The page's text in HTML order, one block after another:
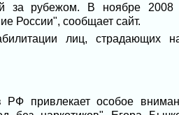
за рубежом. В ноябре 2008
России", сообщает сайт.
лиц, страдающих
привлекает особое